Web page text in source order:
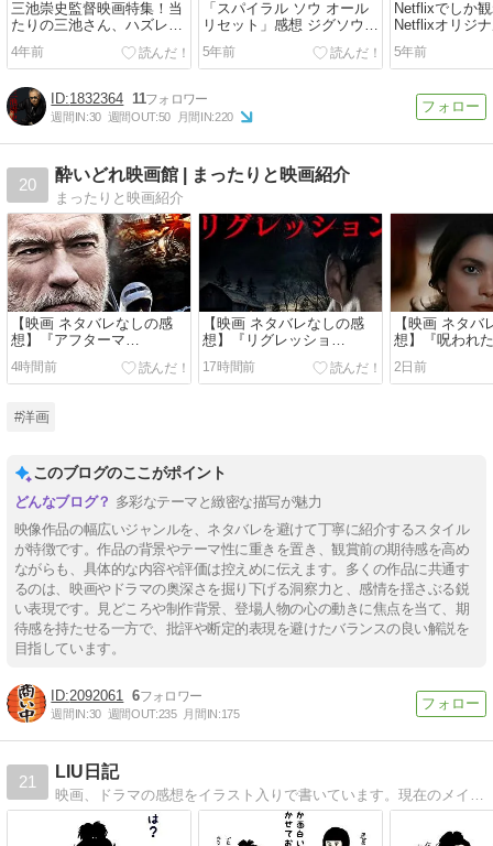
三池崇史監督映画特集！当
たりの三池さん、ハズレの
三池さん
4年前
「スパイラル ソウ オール
リセット」感想 ジグソウと
の決別、今度のSAWはココ
が違う！
5年前
Netflixでしか
Netflixオリジ
キング2020
5年前
1832364 11
週間IN:30 週間OUT:50 月間IN:220
20
酔いどれ映画館 | まったりと映画紹介
まったりと映画紹介
【映画 ネタバレなしの感
想】『アフターマ
ス:Aftermath』（２０１
７）
4時間前
【映画 ネタバレなしの感
想】『リグレッショ
ン:Regression』（２０１
５）
17時間前
【映画 ネタバ
想】『呪われ
Well』（２０
2日前
#洋画
このブログのここがポイント
多彩なテーマと緻密な描写が魅力
映像作品の幅広いジャンルを、ネタバレを避けて丁寧に紹介するスタイル
が特徴です。作品の背景やテーマ性に重きを置き、観賞前の期待感を高め
ながらも、具体的な内容や評価は控えめに伝えます。多くの作品に共通す
るのは、映画やドラマの奥深さを掘り下げる洞察力と、感情を揺さぶる鋭
い表現です。見どころや制作背景、登場人物の心の動きに焦点を当て、期
待感を持たせる一方で、批評や断定的表現を避けたバランスの良い解説を
目指しています。
2092061 6
週間IN:30 週間OUT:235 月間IN:175
21
LIU日記
映画、ドラマの感想をイラスト入りで書いています。現在のメインはNHK大河ドラマ「青天を衝け」です。